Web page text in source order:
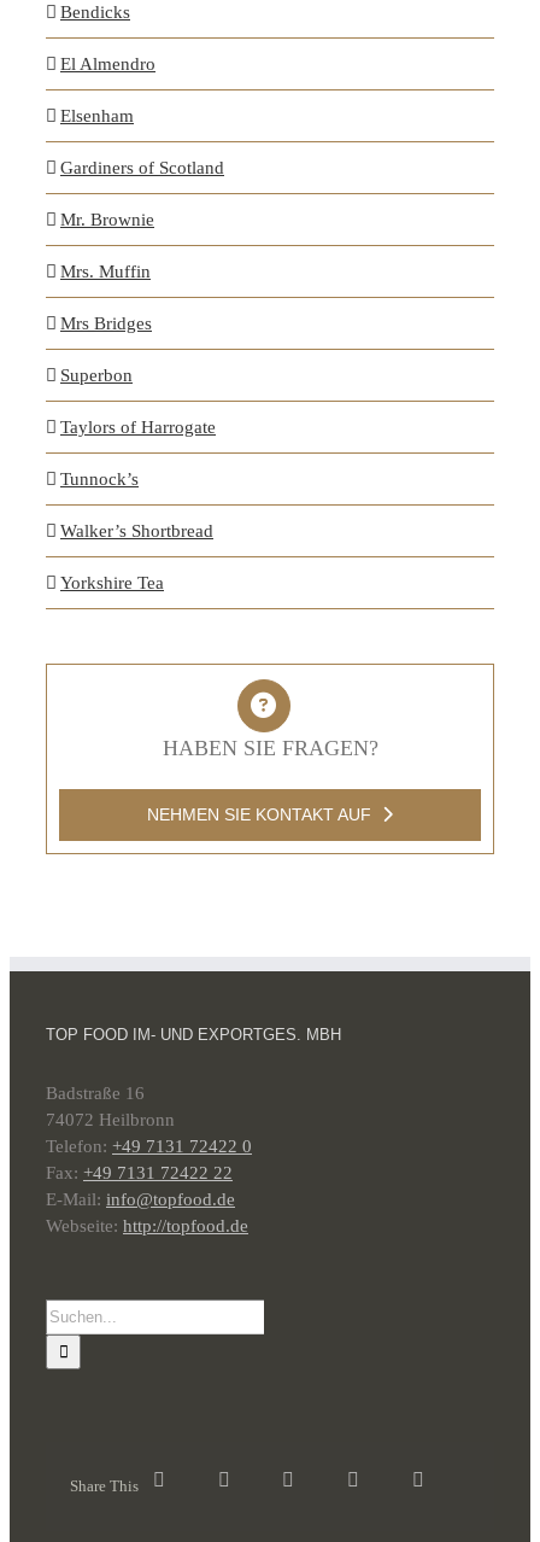
Bendicks
El Almendro
Elsenham
Gardiners of Scotland
Mr. Brownie
Mrs. Muffin
Mrs Bridges
Superbon
Taylors of Harrogate
Tunnock’s
Walker’s Shortbread
Yorkshire Tea
HABEN SIE FRAGEN?
NEHMEN SIE KONTAKT AUF
TOP FOOD IM- UND EXPORTGES. MBH
Badstraße 16
74072 Heilbronn
Telefon: +49 7131 72422 0
Fax: +49 7131 72422 22
E-Mail: info@topfood.de
Webseite: http://topfood.de
Suche
nach:
Share This